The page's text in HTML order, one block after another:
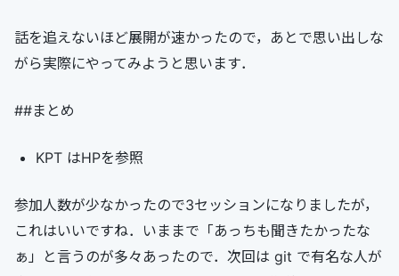
話を追えないほど展開が速かったので，あとで思い出しな
がら実際にやってみようと思います．
##まとめ
KPT はHPを参照
参加人数が少なかったので3セッションになりましたが，
これはいいですね．いままで「あっちも聞きたかったな
ぁ」と言うのが多々あったので．次回は git で有名な人が